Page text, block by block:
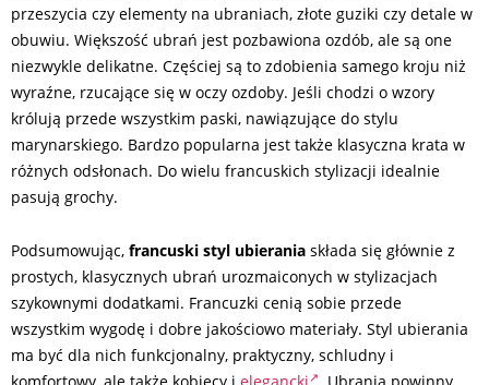
przeszycia czy elementy na ubraniach, złote guziki czy detale w
obuwiu. Większość ubrań jest pozbawiona ozdób, ale są one
niezwykle delikatne. Częściej są to zdobienia samego kroju niż
wyraźne, rzucające się w oczy ozdoby. Jeśli chodzi o wzory
królują przede wszystkim paski, nawiązujące do stylu
marynarskiego. Bardzo popularna jest także klasyczna krata w
różnych odsłonach. Do wielu francuskich stylizacji idealnie
pasują grochy.
Podsumowując, francuski styl ubierania składa się głównie z
prostych, klasycznych ubrań urozmaiconych w stylizacjach
szykownymi dodatkami. Francuzki cenią sobie przede
wszystkim wygodę i dobre jakościowo materiały. Styl ubierania
ma być dla nich funkcjonalny, praktyczny, schludny i